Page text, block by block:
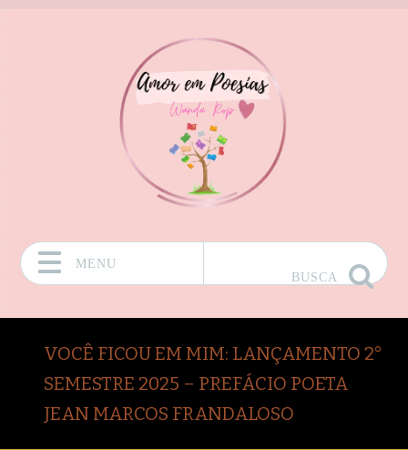
MENU
BUSCA
VOCÊ FICOU EM MIM: LANÇAMENTO 2°
SEMESTRE 2025 – PREFÁCIO POETA
JEAN MARCOS FRANDALOSO